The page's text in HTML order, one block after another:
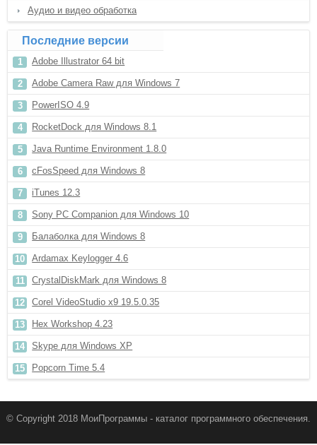
Аудио и видео обработка
Последние версии
Adobe Illustrator 64 bit
Adobe Camera Raw для Windows 7
PowerISO 4.9
RocketDock для Windows 8.1
Java Runtime Environment 1.8.0
cFosSpeed для Windows 8
iTunes 12.3
Sony PC Companion для Windows 10
Балаболка для Windows 8
Ardamax Keylogger 4.6
CrystalDiskMark для Windows 8
Corel VideoStudio x9 19.5.0.35
Hex Workshop 4.23
Skype для Windows XP
Popcorn Time 5.4
© Copyright 2018 МоиПрограммы - каталог программного обеспечения.